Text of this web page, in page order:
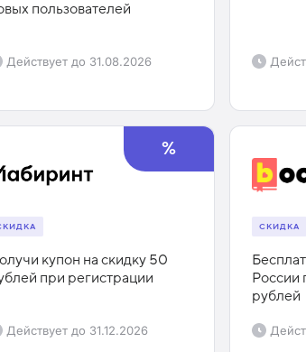
пользователей
Действует до 31.08.2026
%
купон на скидку 50
при регистрации
Действует до 31.12.2026
СКИДКА
России
рублей